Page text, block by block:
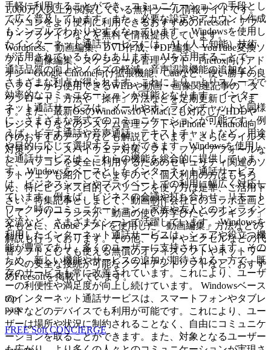
手軽に利用することができ、コミュニケーションの手段とし
て広く普及しています。また、必要な設定やアカウント作成
もシンプルでわかりやすくなっています。 Windowsを使用し
たインターネット通話サービスには、AI（人工知能）技術
が活用されているものもあります。AIを活用することで、
通話品質の向上やノイズの軽減、音声認識機能の追加など、
さまざまな利点が得られます。これにより、よりスムーズで
効率的なコミュニケーションが可能となります。 インター
ネット通話サービスは、メールやオンラインチャットと同様
に、さまざまな形式でのコミュニケーションが可能です。例
えば、ビデオ通話や音声通話、テキストチャットなど、用途
や目的に応じて選択することができます。Windowsを使用し
た通話サービスは、これらの機能を総合的に提供していま
す。 Windowsをベースとしたインターネット通話サービス
は、ビジネスシーンやプライベートでの利用に幅広く対応し
ています。例えば、ビジネスの会議や打ち合わせ、リモート
ワーク時のコミュニケーション、家族や友人とのオンライン
交流など、さまざまなシーンで活躍しています。 Windowsを
利用したインターネット通話サービスは、シェアや役立つ機
能が豊富であり、多くのユーザーに支持されています。その
ため、新しい機能やサービスの追加が期待される一方で、既
存のサービスも常に改善されています。これにより、ユーザ
ーの利便性や満足度が向上し続けています。 Windowsベース
のインターネット通話サービスは、スマートフォンやタブレ
ットなどのデバイスでも利用が可能です。これにより、ユー
ザーは場所や状況に制約されることなく、自由にコミュニケ
ーションを取ることができます。また、対象となるユーザー
1,000万人以上が閲覧している無料ツール情報サイトです。
パソコンをより便利に利用できるおすすめのFreesoft・アプ
リ・プラグインなどを無料で情報提供しています。
Wordpress、動画編集、DVD作成、PDF編集、YouTube変換ソ
フト、画像編集、スケジュール管理ソフト、Firefox向けアド
オン・Google Chrome向け拡張機能、Cadなど、使い勝手の良
いフリーから使用できるWEBや動画・画像関連記事の「ダ
ウンロード」方法や「操作」方法などを定期更新していま
す。また、最新OSのWindows10やMacにも対応したHDDや
レジストリなどのシステム管理ソフトやiPhone・Android向
けのおすすめアプリなども解説しています。さらにウイルス
対策ソフト、スパイウェア対策ソフト、ファイアフォールな
ど、パソコンを安全に利用するためのセキュリティ関連のソ
フトウェアも紹介していますので、個人利用の方はもちろ
ん、特にビジネス目的でパソコンを使う方は是非、ご活用下
さい。特集記事としまして、動画制作会社とのコラボ企画と
して、フリーランスが「動画の使い方学びたいランキング」
をもとに、Adobeソフトを使用した「動画編集」方法などの
解説も行っております。その他、ワードやエクセルなどの代
替ソフトとしても使える無償のオフィスソフトやネットワー
クへの安全な接続が可能なクライアントソフトなど、おすす
めFreesoftを掲載しています。
top
page
FREE Soft CONCIERGE